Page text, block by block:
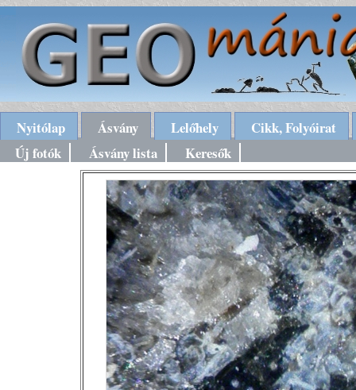
Nyitólap Ásvány Lelőhely
Cikk, Folyóirat
Új fotók
Ásvány lista Keresők